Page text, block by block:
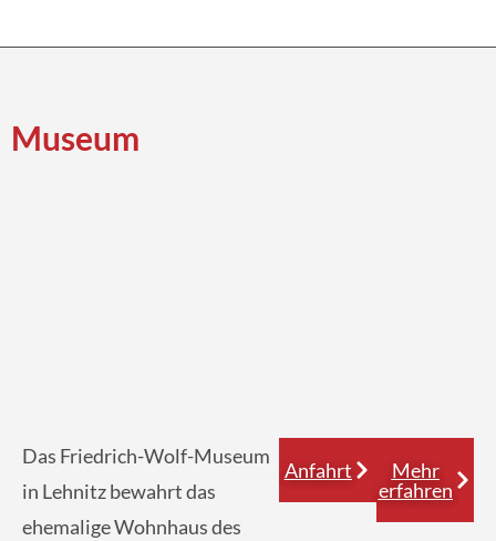
Museum
Das Friedrich-Wolf-Museum
in Lehnitz bewahrt das
ehemalige Wohnhaus des
Anfahrt
Mehr
erfahren